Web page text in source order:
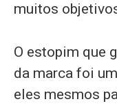
muitos
O estopim que
da marca foi
eles mesmos